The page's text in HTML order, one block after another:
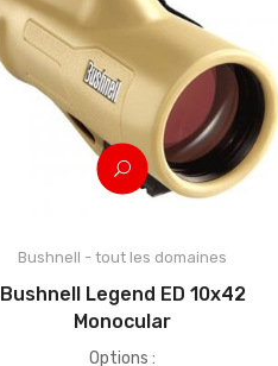
Bushnell - tout les domaines
Bushnell Legend ED 10x42
Monocular
Options :